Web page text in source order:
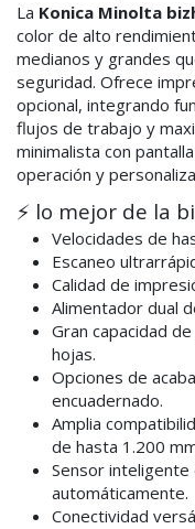
La Konica Minolta
color de alto
medianos y grandes
seguridad. Ofrece
opcional, integrando
flujos de trabajo y
minimalista con
operación y
⚡ lo mejor de la
Velocidades de
Escaneo
Calidad de
Alimentador dual
Gran capacidad
hojas.
Opciones de
encuadernado.
Amplia
de hasta 1.200
Sensor
automáticamente.
Conectividad